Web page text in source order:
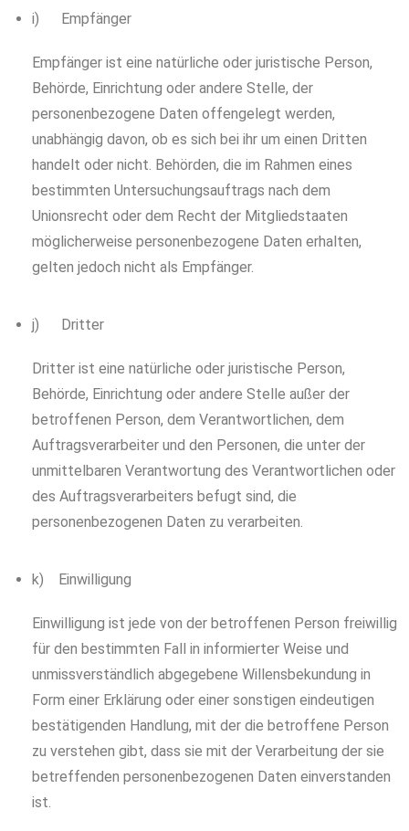
i) Empfänger
Empfänger ist eine natürliche oder juristische Person,
Behörde, Einrichtung oder andere Stelle, der
personenbezogene Daten offengelegt werden,
unabhängig davon, ob es sich bei ihr um einen Dritten
handelt oder nicht. Behörden, die im Rahmen eines
bestimmten Untersuchungsauftrags nach dem
Unionsrecht oder dem Recht der Mitgliedstaaten
möglicherweise personenbezogene Daten erhalten,
gelten jedoch nicht als Empfänger.
j) Dritter
Dritter ist eine natürliche oder juristische Person,
Behörde, Einrichtung oder andere Stelle außer der
betroffenen Person, dem Verantwortlichen, dem
Auftragsverarbeiter und den Personen, die unter der
unmittelbaren Verantwortung des Verantwortlichen oder
des Auftragsverarbeiters befugt sind, die
personenbezogenen Daten zu verarbeiten.
k) Einwilligung
Einwilligung ist jede von der betroffenen Person freiwillig
für den bestimmten Fall in informierter Weise und
unmissverständlich abgegebene Willensbekundung in
Form einer Erklärung oder einer sonstigen eindeutigen
bestätigenden Handlung, mit der die betroffene Person
zu verstehen gibt, dass sie mit der Verarbeitung der sie
betreffenden personenbezogenen Daten einverstanden
ist.